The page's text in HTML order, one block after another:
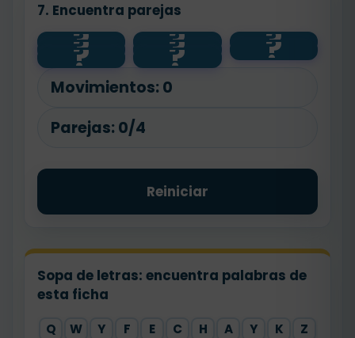
7. Encuentra parejas
?
centímetr
os ?
regla ?
horas
?
litros ?
reloj ?
botella
?
kilogramo
s ?
balanza
Movimientos: 0
Parejas: 0/4
Reiniciar
Sopa de letras: encuentra palabras de
esta ficha
Q W Y F E C H A Y K Z